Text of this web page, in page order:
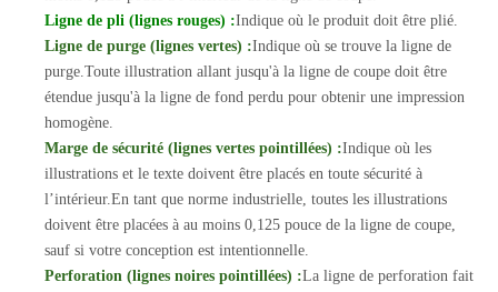
Ligne de pli (lignes rouges) :Indique où le produit doit être plié.
Ligne de purge (lignes vertes) :Indique où se trouve la ligne de
purge.Toute illustration allant jusqu'à la ligne de coupe doit être
étendue jusqu'à la ligne de fond perdu pour obtenir une impression
homogène.
Marge de sécurité (lignes vertes pointillées) :Indique où les
illustrations et le texte doivent être placés en toute sécurité à
l’intérieur.En tant que norme industrielle, toutes les illustrations
doivent être placées à au moins 0,125 pouce de la ligne de coupe,
sauf si votre conception est intentionnelle.
Perforation (lignes noires pointillées) :La ligne de perforation fait